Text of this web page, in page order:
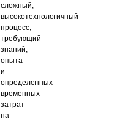
сложный,
высокотехнологичный
процесс,
требующий
знаний,
опыта
и
определенных
временных
затрат
на